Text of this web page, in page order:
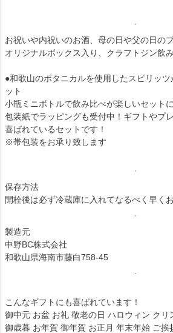
お祝いや内祝いのお酒、母の日や父の日の
オリジナルボックス入り、クラフトジン飲
●和歌山のボタニカルを使用したスピリッ
ット
小瓶ミニボトルで飲み比べが楽しいセット
包装紙でラッピングも受付中！ギフトやプ
喜ばれているセットです！
※帯包装をお承り致します
保存方法
開栓後は必ず冷蔵庫に入れてなるべく早く
製造元
中野BC株式会社
和歌山県海南市藤白758-45
こんなギフトにも喜ばれています！
御中元 お盆 お礼 敬老の日 ハロウィン クリ
御歳暮 お年賀 御年賀 お正月 年末年始 ご挨